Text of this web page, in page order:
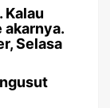
Kalau
akarnya.
Selasa